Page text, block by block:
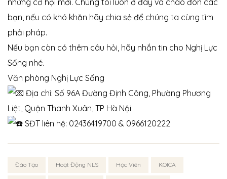
những cơ hội mới. Chúng tôi luôn ở đây và chào đón các
bạn, nếu có khó khăn hãy chia sẻ để chúng ta cùng tìm
phải pháp.
Nếu bạn còn có thêm câu hỏi, hãy nhắn tin cho Nghị Lực
Sống nhé.
Văn phòng Nghị Lực Sống
Địa chỉ: Số 96A Đường Định Công, Phường Phương
Liệt, Quận Thanh Xuân, TP Hà Nội
SĐT liên hệ: 02436419700 & 0966120222
Đào Tạo Hoạt Động NLS Học Viên KOICA